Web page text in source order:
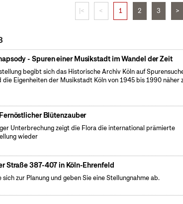
|< < 1 2 3 >
- Spuren einer Musikstadt im Wandel der Zeit
begibt sich das Historische Archiv Köln auf
die Eigenheiten der Musikstadt Köln von 1945 bis 1990 näher
Blütenzauber
Unterbrechung zeigt die Flora die international prämierte
wieder
Straße 387-407 in Köln-Ehrenfeld
sich zur Planung und geben Sie eine Stellungnahme ab.